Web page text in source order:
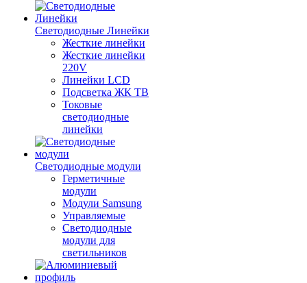
Светодиодные Линейки
Жесткие линейки
Жесткие линейки
220V
Линейки LCD
Подсветка ЖК ТВ
Токовые
светодиодные
линейки
Светодиодные модули
Герметичные
модули
Модули Samsung
Управляемые
Светодиодные
модули для
светильников